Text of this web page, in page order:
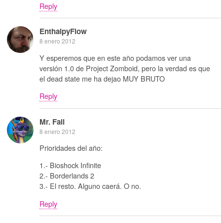
Reply
EnthalpyFlow
8 enero 2012
Y esperemos que en este año podamos ver una
versión 1.0 de Project Zomboid, pero la verdad es que
el dead state me ha dejao MUY BRUTO
Reply
Mr. Fail
8 enero 2012
Prioridades del año:
1.- Bioshock Infinite
2.- Borderlands 2
3.- El resto. Alguno caerá. O no.
Reply